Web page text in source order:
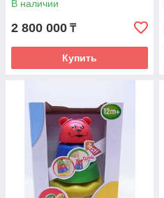
В наличии
2 800 000 ₸
Купить